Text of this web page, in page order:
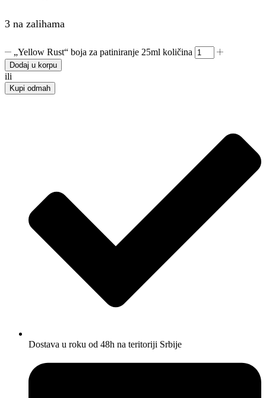
3 na zalihama
„Yellow Rust“ boja za patiniranje 25ml količina
Dodaj u korpu
ili
Kupi odmah
Dostava u roku od 48h na teritoriji Srbije